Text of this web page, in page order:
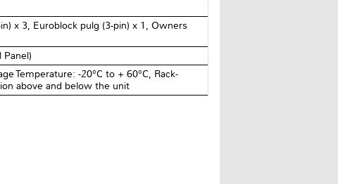
x 3, Euroblock pulg (3-pin) x 1, Owners
Panel)
Temperature: -20°C to + 60°C, Rack-
above and below the unit